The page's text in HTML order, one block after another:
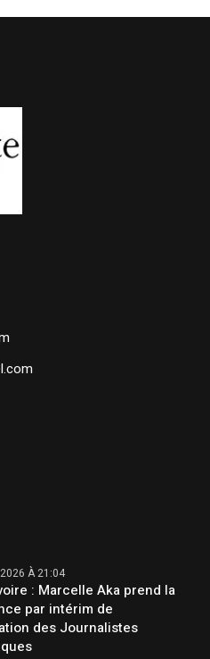
À 21:04
: Marcelle Aka prend la
par intérim de
des Journalistes